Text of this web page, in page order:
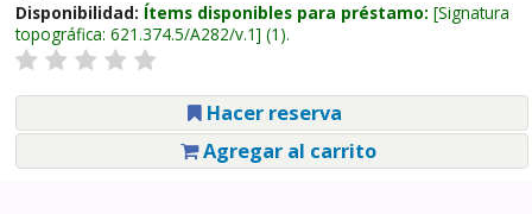
Disponibilidad: Ítems disponibles para préstamo: Signatura
topográfica: 621.374.5/A282/v.1 (1).
Hacer reserva
Agregar al carrito